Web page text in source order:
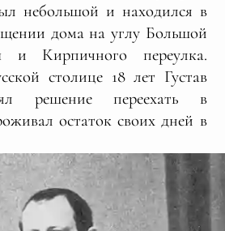
небольшой и находился в
дома на углу Большой
и Кирпичного переулка.
столице 18 лет Густав
решение переехать в
остаток своих дней в